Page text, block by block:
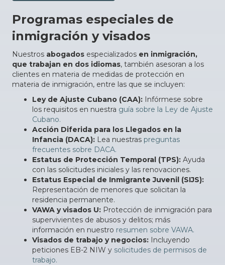
Programas especiales de
inmigración y visados
Nuestros abogados especializados en inmigración,
que trabajan en dos idiomas, también asesoran a los
clientes en materia de medidas de protección en
materia de inmigración, entre las que se incluyen:
Ley de Ajuste Cubano (CAA): Infórmese sobre
los requisitos en nuestra guía sobre la Ley de Ajuste
Cubano.
Acción Diferida para los Llegados en la
Infancia (DACA): Lea nuestras preguntas
frecuentes sobre DACA.
Estatus de Protección Temporal (TPS): Ayuda
con las solicitudes iniciales y las renovaciones.
Estatus Especial de Inmigrante Juvenil (SIJS):
Representación de menores que solicitan la
residencia permanente.
VAWA y visados U: Protección de inmigración para
supervivientes de abusos y delitos; más
información en nuestro resumen sobre VAWA.
Visados de trabajo y negocios: Incluyendo
peticiones EB-2 NIW y solicitudes de permisos de
trabajo.